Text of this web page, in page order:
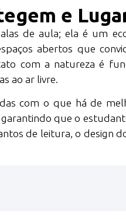
e
de aula; ela é um
abertos que
com a natureza é
ao ar livre.
com o que há de
garantindo que o
de leitura, o design